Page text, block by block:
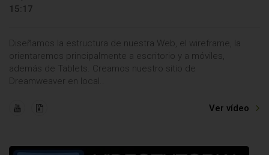
15:17
Diseñamos la estructura de nuestra Web, el wireframe, la
orientaremos principalmente a escritorio y a móviles,
además de Tablets. Creamos nuestro sitio de
Dreamweaver en local..
Ver vídeo